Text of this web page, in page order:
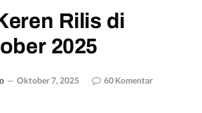
Rilis di
2025
Oktober 7, 2025
60 Komentar